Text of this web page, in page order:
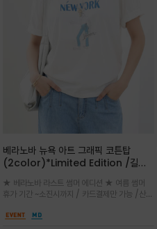
베라노바 뉴욕 아트 그래픽 코튼탑
(2color)*Limited Edition /길어
세요 ^^
★ 베라노바 라스트 썸머 에디션 ★ 여름 썸머
휴가 기간 ~소진시까지 / 카드결제만 가능 /산뜻
레터링과 감각적인 일러스트 프린트가 어우러져